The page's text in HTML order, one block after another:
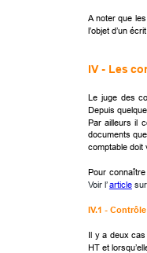
A noter que les
l’objet d’un
IV - Les
Le juge des
Depuis
Par ailleurs il
documents que
comptable doit
Pour connaître
Voir l’article
IV.1 -
Il y a deux cas
HT et